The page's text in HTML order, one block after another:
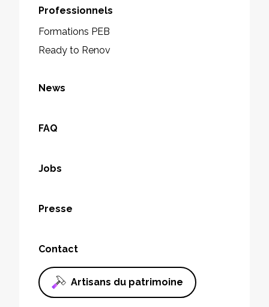
Professionnels
Formations PEB
Ready to Renov
News
FAQ
Jobs
Presse
Contact
Artisans du patrimoine